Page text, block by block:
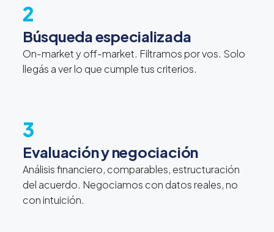
2
Búsqueda especializada
On-market y off-market. Filtramos por vos. Solo
llegás a ver lo que cumple tus criterios.
3
Evaluación y negociación
Análisis financiero, comparables, estructuración
del acuerdo. Negociamos con datos reales, no
con intuición.